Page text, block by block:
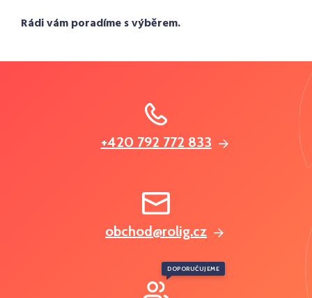
Rádi vám poradíme s výběrem.
+420 792 772 833
obchod@rolig.cz
DOPORUČUJEME